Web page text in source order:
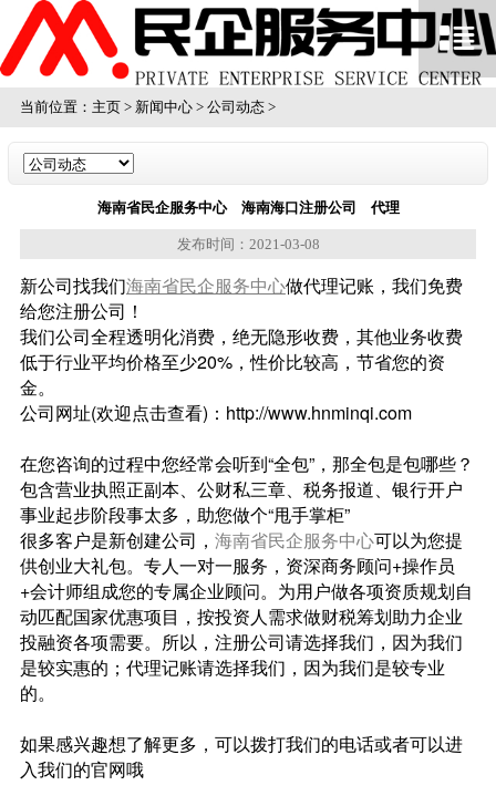
当前位置： 主页> 新闻中心> 公司动态>
海南省民企服务中心 海南海口注册公司 代理
发布时间：2021-03-08
新公司找我们海南省民企服务中心做代理记账，我们免费
给您注册公司！
我们公司全程透明化消费，绝无隐形收费，其他业务收费
低于行业平均价格至少20%，性价比较高，节省您的资
金。
公司网址(欢迎点击查看)：http://www.hnminqi.com
在您咨询的过程中您经常会听到“全包”，那全包是包哪些？
包含营业执照正副本、公财私三章、税务报道、银行开户
事业起步阶段事太多，助您做个“甩手掌柜”
很多客户是新创建公司， 海南省民企服务中心可以为您提
供创业大礼包。专人一对一服务，资深商务顾问+操作员
+会计师组成您的专属企业顾问。为用户做各项资质规划自
动匹配国家优惠项目，按投资人需求做财税筹划助力企业
投融资各项需要。所以，注册公司请选择我们，因为我们
是较实惠的；代理记账请选择我们，因为我们是较专业
的。
如果感兴趣想了解更多，可以拨打我们的电话或者可以进
入我们的官网哦